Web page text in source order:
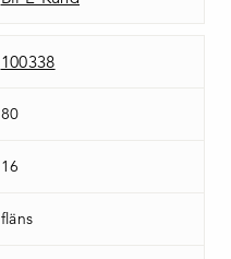
100338
80
16
fläns